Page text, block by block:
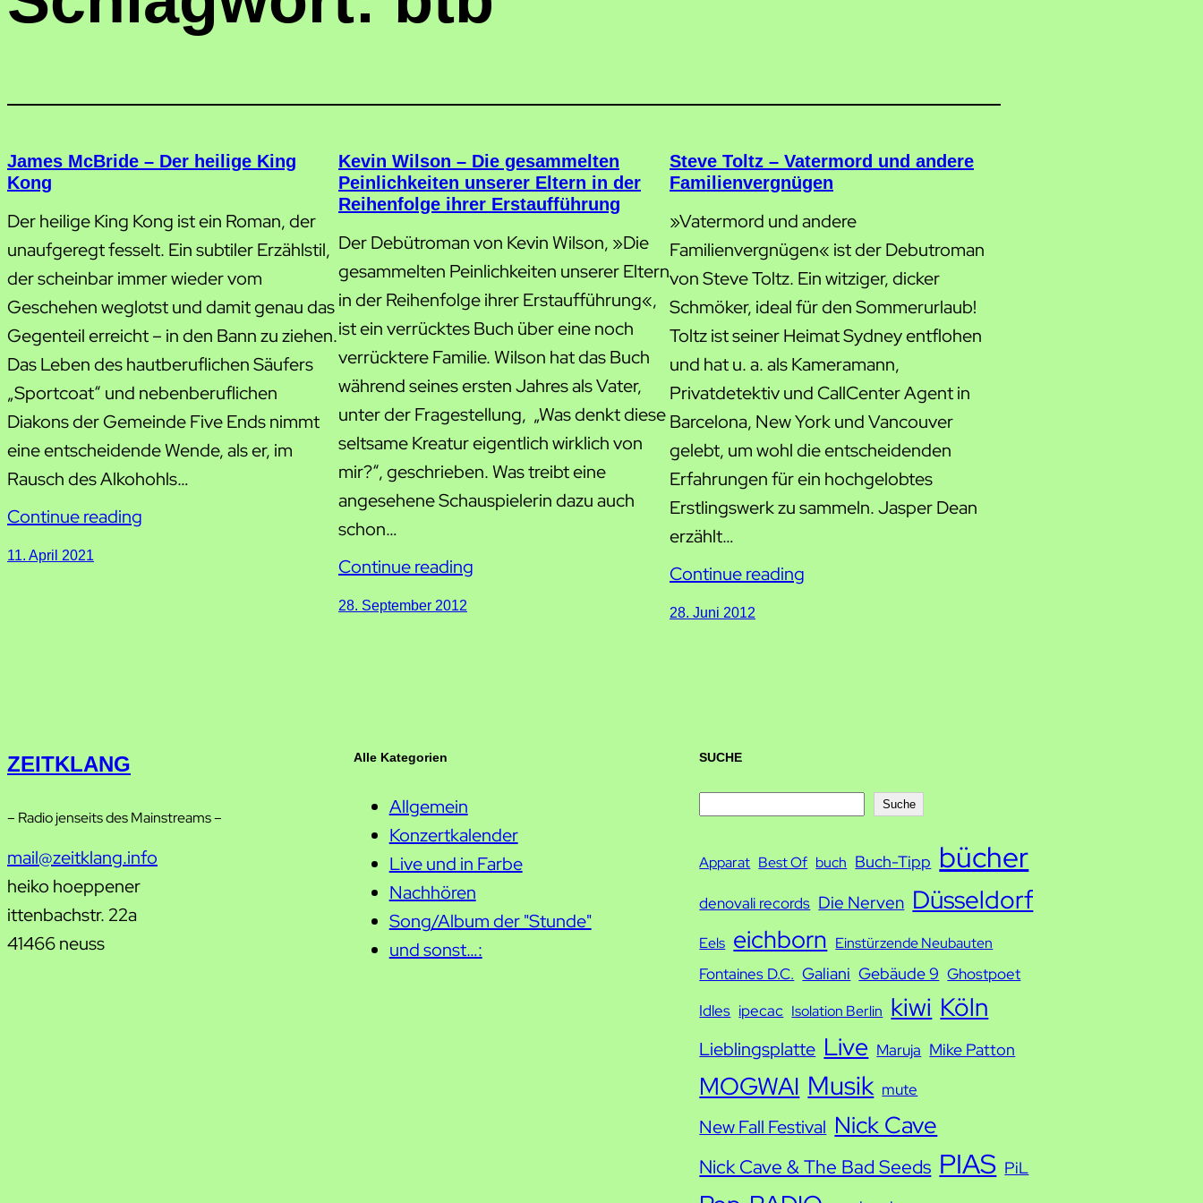
James McBride – Der heilige King
Kong
Der heilige King Kong ist ein Roman, der
unaufgeregt fesselt. Ein subtiler Erzählstil,
der scheinbar immer wieder vom
Geschehen weglotst und damit genau das
Gegenteil erreicht – in den Bann zu ziehen.
Das Leben des hautberuflichen Säufers
„Sportcoat“ und nebenberuflichen
Diakons der Gemeinde Five Ends nimmt
eine entscheidende Wende, als er, im
Rausch des Alkohohls…
Continue reading
11. April 2021
Kevin Wilson – Die gesammelten
Peinlichkeiten unserer Eltern in der
Reihenfolge ihrer Erstaufführung
Der Debütroman von Kevin Wilson, »Die
gesammelten Peinlichkeiten unserer Eltern
in der Reihenfolge ihrer Erstaufführung«,
ist ein verrücktes Buch über eine noch
verrücktere Familie. Wilson hat das Buch
während seines ersten Jahres als Vater,
unter der Fragestellung, „Was denkt diese
seltsame Kreatur eigentlich wirklich von
mir?“, geschrieben. Was treibt eine
angesehene Schauspielerin dazu auch
schon…
Continue reading
28. September 2012
Steve Toltz – Vatermord und andere
Familienvergnügen
»Vatermord und andere
Familienvergnügen« ist der Debutroman
von Steve Toltz. Ein witziger, dicker
Schmöker, ideal für den Sommerurlaub!
Toltz ist seiner Heimat Sydney entflohen
und hat u. a. als Kameramann,
Privatdetektiv und CallCenter Agent in
Barcelona, New York und Vancouver
gelebt, um wohl die entscheidenden
Erfahrungen für ein hochgelobtes
Erstlingswerk zu sammeln. Jasper Dean
erzählt…
Continue reading
28. Juni 2012
ZEITKLANG
– Radio jenseits des Mainstreams –
mail@zeitklang.info
heiko hoeppener
ittenbachstr. 22a
41466 neuss
Alle Kategorien
Allgemein
Konzertkalender
Live und in Farbe
Nachhören
Song/Album der "Stunde"
und sonst…:
SUCHE
c
Suche
Apparat Best Of buch Buch-Tipp bücher
denovali records Die Nerven Düsseldorf
Eels eichborn Einstürzende Neubauten
Fontaines D.C. Galiani Gebäude 9 Ghostpoet
Idles ipecac Isolation Berlin kiwi Köln
Lieblingsplatte Live Maruja Mike Patton
MOGWAI Musik mute
New Fall Festival Nick Cave
Nick Cave & The Bad Seeds PIAS PiL